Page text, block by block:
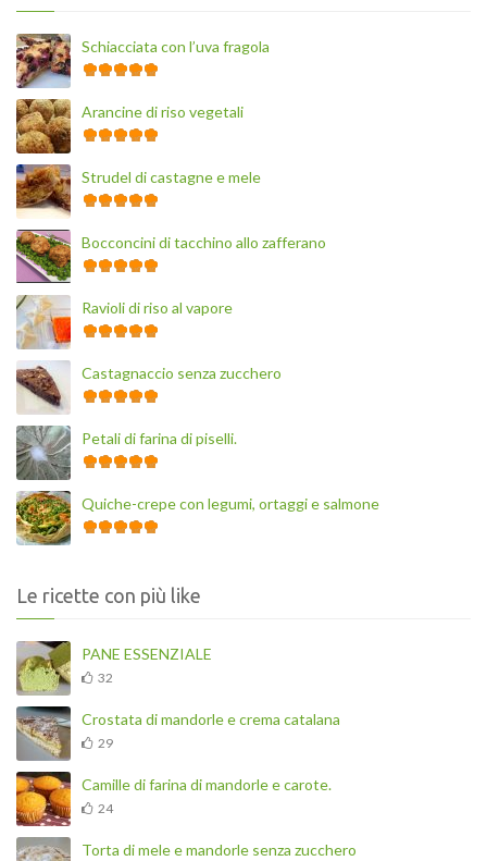
Schiacciata con l’uva fragola
Arancine di riso vegetali
Strudel di castagne e mele
Bocconcini di tacchino allo zafferano
Ravioli di riso al vapore
Castagnaccio senza zucchero
Petali di farina di piselli.
Quiche-crepe con legumi, ortaggi e salmone
Le ricette con più like
PANE ESSENZIALE
32
Crostata di mandorle e crema catalana
29
Camille di farina di mandorle e carote.
24
Torta di mele e mandorle senza zucchero